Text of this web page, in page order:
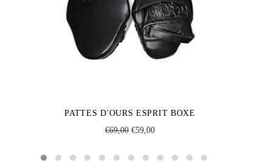
PATTES D'OURS ESPRIT BOXE
Regular
€69,00Sale
€59,00